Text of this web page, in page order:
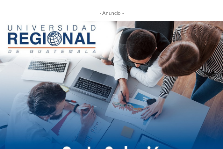
- Anuncio -